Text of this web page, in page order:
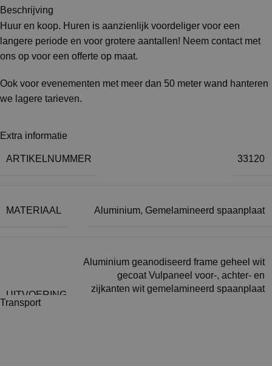
Beschrijving
Huur en koop. Huren is aanzienlijk voordeliger voor een
langere periode en voor grotere aantallen! Neem contact met
ons op voor een offerte op maat.
Ook voor evenementen met meer dan 50 meter wand hanteren
we lagere tarieven.
Extra informatie
ARTIKELNUMMER 33120
MATERIAAL Aluminium, Gemelamineerd spaanplaat
UITVOERING
Aluminium geanodiseerd frame geheel wit
gecoat Vulpaneel voor-, achter- en
zijkanten wit gemelamineerd spaanplaat
Transport